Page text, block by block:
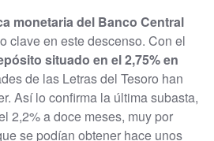
monetaria del Banco Central
clave en este descenso. Con el
situado en el 2,75% en
de las Letras del Tesoro han
Así lo confirma la última subasta,
2,2% a doce meses, muy por
se podían obtener hace unos